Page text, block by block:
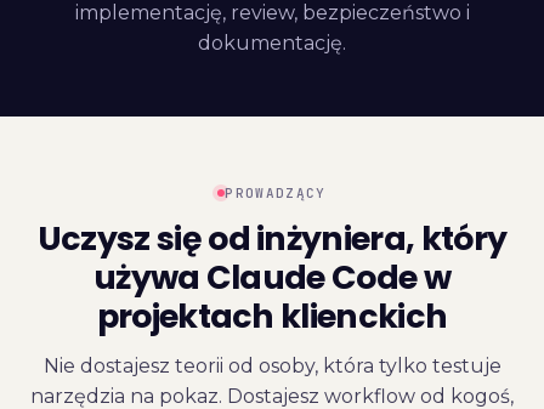
implementację, review, bezpieczeństwo i
dokumentację.
PROWADZĄCY
Uczysz się od inżyniera, który
używa Claude Code w
projektach klienckich
Nie dostajesz teorii od osoby, która tylko testuje
narzędzia na pokaz. Dostajesz workflow od kogoś,